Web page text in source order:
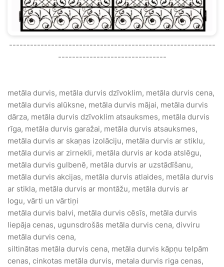
-----------------------------------------------------------
-------------------------------
metāla durvis, metāla durvis dzīvoklim, metāla durvis cena,
metāla durvis alūksne, metāla durvis mājai, metāla durvis
dārza, metāla durvis dzīvoklim atsauksmes, metāla durvis
rīga, metāla durvis garažai, metāla durvis atsauksmes,
metāla durvis ar skaņas izolāciju, metāla durvis ar stiklu,
metāla durvis ar zirnekli, metāla durvis ar koda atslēgu,
metāla durvis gulbenē, metāla durvis ar uzstādīšanu,
metāla durvis akcijas, metāla durvis atlaides, metāla durvis
ar stikla, metāla durvis ar montāžu, metāla durvis ar
logu, vārti un vārtiņi
metāla durvis balvi, metāla durvis cēsīs, metāla durvis
liepāja cenas, ugunsdrošās metāla durvis cena, divviru
metāla durvis cena,
siltinātas metāla durvis cena, metāla durvis kāpņu telpām
cenas, cinkotas metāla durvis, metala durvis riga cenas,